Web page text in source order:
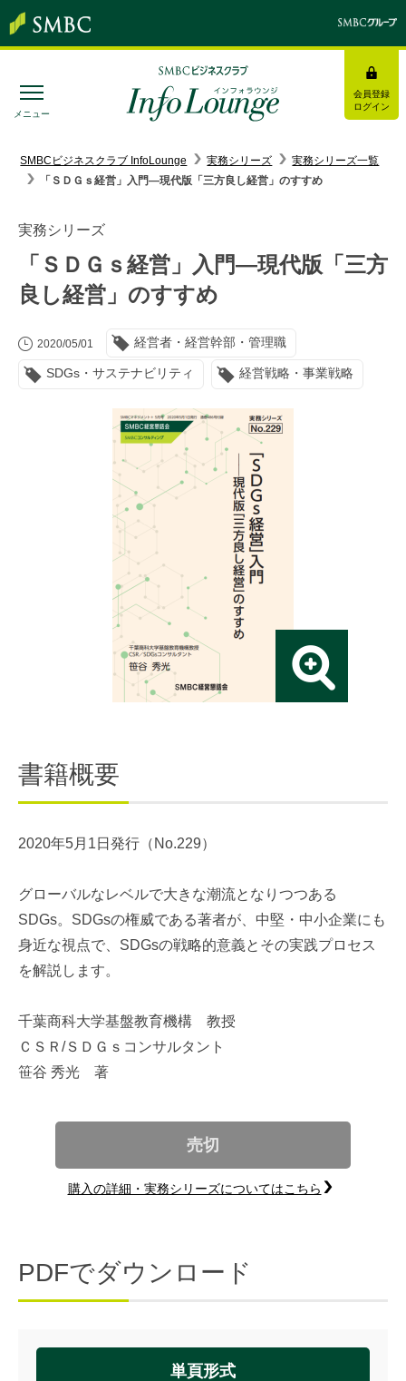
メニュー
会員登録
ログイン
みんなの研修
トピックス＆インフォメーション
お役立ち情報
インタビュー・レポート
イベント・セミナー
本サイトのご利用にあたって
運営会社
SMBCビジネスクラブ InfoLounge 実務シリーズ
実務シリーズ一覧
「ＳＤＧｓ経営」入門―現代版「三方良し経営」のすすめ
実務シリーズ
「ＳＤＧｓ経営」入門―現代版「三方
良し経営」のすすめ
2020/05/01 経営者・経営幹部・管理職
SDGs・サステナビリティ 経営戦略・事業戦略
書籍概要
2020年5月1日発行（No.229）
グローバルなレベルで大きな潮流となりつつある
SDGs。SDGsの権威である著者が、中堅・中小企業にも
身近な視点で、SDGsの戦略的意義とその実践プロセス
を解説します。
千葉商科大学基盤教育機構 教授
ＣＳＲ/ＳＤＧｓコンサルタント
笹谷 秀光 著
売切
購入の詳細・実務シリーズについてはこちら
PDFでダウンロード
単頁形式